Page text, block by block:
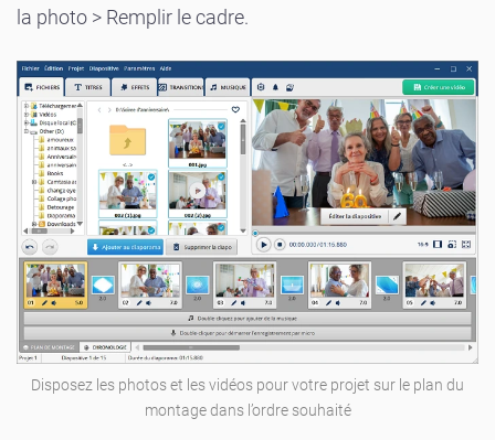
la photo > Remplir le cadre.
Disposez les photos et les vidéos pour votre projet sur le plan du
montage dans l’ordre souhaité